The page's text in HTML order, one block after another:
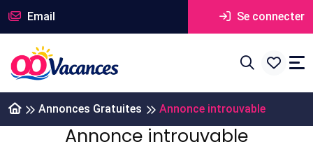
Email Se connecter
Annonces Gratuites Annonce introuvable
Annonce introuvable